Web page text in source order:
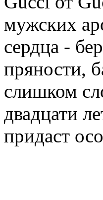
мужских
сердца -
пряности,
слишком
двадцати
придаст